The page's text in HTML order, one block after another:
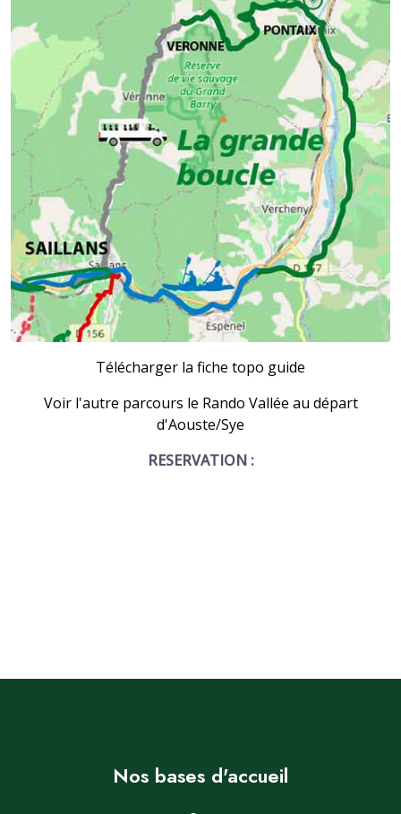
Télécharger la fiche topo guide
Voir l'autre parcours le Rando Vallée au départ
d'Aouste/Sye
RESERVATION :
Nos bases d'accueil